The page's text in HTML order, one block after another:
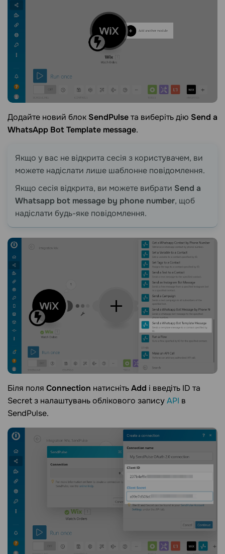
Додайте новий блок SendPulseта виберіть дію Send a
WhatsApp Bot Template message.
Якщо у вас не відкрита сесія з користувачем, ви
можете надіслати лише шаблонне повідомлення.
Якщо сесія відкрита, ви можете вибрати Send a
Whatsapp bot message by phone number, щоб
надіслати будь-яке повідомлення.
Біля поля Connection натиснітьAdd і введіть ID та
Secret з налаштувань облікового записуAPI в
SendPulse.